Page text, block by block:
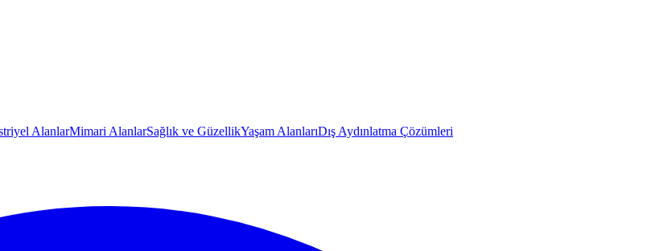
AlanlarMimari AlanlarSağlık ve GüzellikYaşam AlanlarıDış Aydınlatma Çözümleri